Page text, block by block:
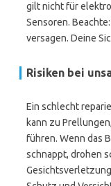
gilt nicht für
Sensoren.
versagen. Deine
Risiken bei
Ein schlecht
kann zu
führen. Wenn das
schnappt, drohen